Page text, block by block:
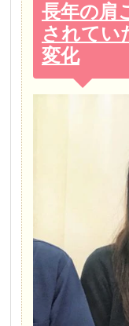
長年の肩
されてい
変化